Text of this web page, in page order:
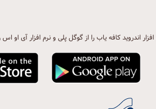
افزار اندروید کافه یاب را از گوگل پلی و نرم افزار آی او